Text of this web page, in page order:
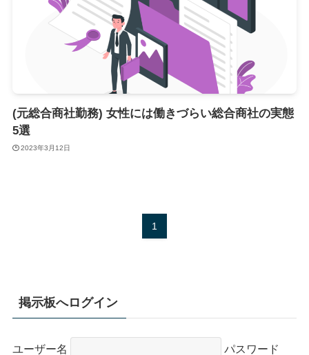
(元総合商社勤務) 女性には働きづらい総合商社の実態
5選
2023年3月12日
1
掲示板へログイン
ユーザー名 パスワード